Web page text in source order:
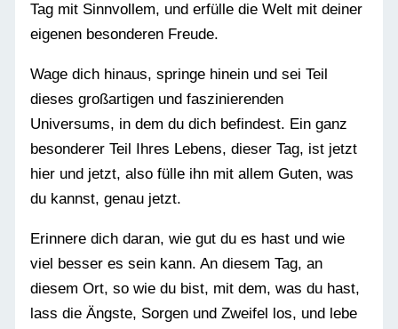
Tag mit Sinnvollem, und erfülle die Welt mit deiner
eigenen besonderen Freude.
Wage dich hinaus, springe hinein und sei Teil
dieses großartigen und faszinierenden
Universums, in dem du dich befindest. Ein ganz
besonderer Teil Ihres Lebens, dieser Tag, ist jetzt
hier und jetzt, also fülle ihn mit allem Guten, was
du kannst, genau jetzt.
Erinnere dich daran, wie gut du es hast und wie
viel besser es sein kann. An diesem Tag, an
diesem Ort, so wie du bist, mit dem, was du hast,
lass die Ängste, Sorgen und Zweifel los, und lebe